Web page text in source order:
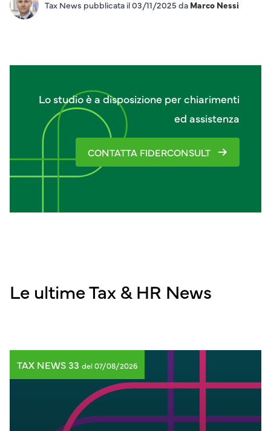
Tax News pubblicata il 03/11/2025 da Marco Nessi
Lo studio è a disposizione per chiarimenti
ed assistenza
CONTATTA FIDERCONSULT
Le ultime Tax & HR News
TAX NEWS 33 del 07/08/2026